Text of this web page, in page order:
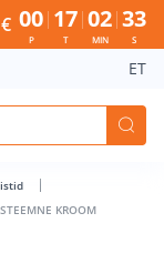
KROOM
00
P
17
T
02
MIN
33
S
ET
KROOM